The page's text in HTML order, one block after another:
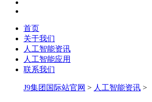
首页
关于我们
人工智能资讯
人工智能应用
联系我们
J9集团国际站官网 > 人工智能资讯 >